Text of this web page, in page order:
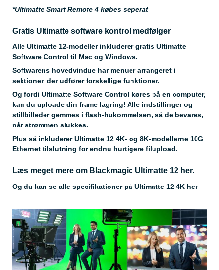
*Ultimatte Smart Remote 4 købes seperat
Gratis Ultimatte software kontrol medfølger
Alle Ultimatte 12-modeller inkluderer gratis Ultimatte
Software Control til Mac og Windows.
Softwarens hovedvindue har menuer arrangeret i
sektioner, der udfører forskellige funktioner.
Og fordi Ultimatte Software Control køres på en computer,
kan du uploade din frame lagring! Alle indstillinger og
stillbilleder gemmes i flash-hukommelsen, så de bevares,
når strømmen slukkes.
Plus så inkluderer Ultimatte 12 4K- og 8K-modellerne 10G
Ethernet tilslutning for endnu hurtigere filupload.
Læs meget mere om Blackmagic Ultimatte 12 her.
Og du kan se alle specifikationer på Ultimatte 12 4K her